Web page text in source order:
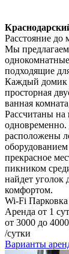
Расстояние до
Мы
подходящие
Каждый домик
просторная
ванная
Рассчитаны на
одновременно.
расположены
прекрасное
пикником
найдет уголок
комфортом.
Wi-Fi Парковка
Аренда от 1
от 3000 до
/сутки
Варианты